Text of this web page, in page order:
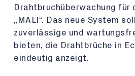
Drahtbruchüberwachung für
„MALI“. Das neue System
zuverlässige und
bieten, die Drahtbrüche in
eindeutig anzeigt.